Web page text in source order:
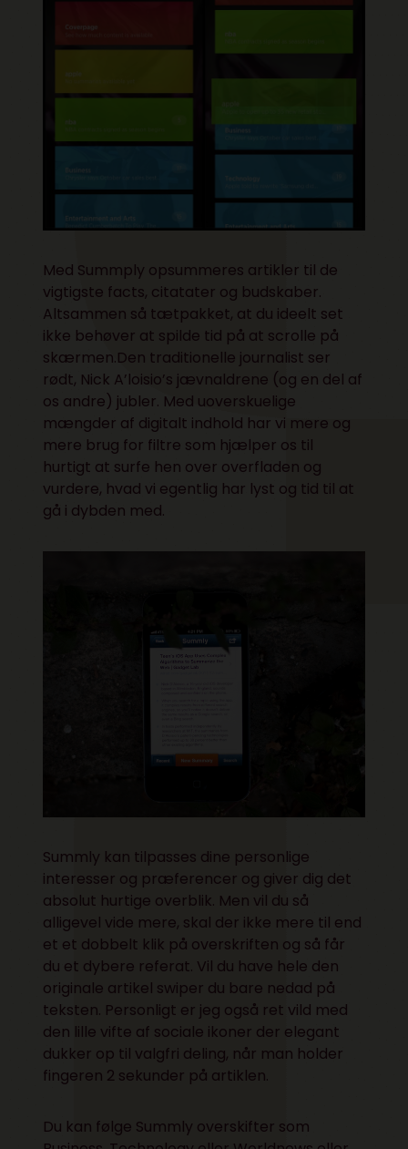
Med Summply opsummeres artikler til de
vigtigste facts, citatater og budskaber.
Altsammen så tætpakket, at du ideelt set
ikke behøver at spilde tid på at scrolle på
skærmen.Den traditionelle journalist ser
rødt, Nick A’loisio’s jævnaldrene (og en del af
os andre) jubler. Med uoverskuelige
mængder af digitalt indhold har vi mere og
mere brug for filtre som hjælper os til
hurtigt at surfe hen over overfladen og
vurdere, hvad vi egentlig har lyst og tid til at
gå i dybden med.
Summly kan tilpasses dine personlige
interesser og præferencer og giver dig det
absolut hurtige overblik. Men vil du så
alligevel vide mere, skal der ikke mere til end
et et dobbelt klik på overskriften og så får
du et dybere referat. Vil du have hele den
originale artikel swiper du bare nedad på
teksten. Personligt er jeg også ret vild med
den lille vifte af sociale ikoner der elegant
dukker op til valgfri deling, når man holder
fingeren 2 sekunder på artiklen.
Du kan følge Summly overskifter som